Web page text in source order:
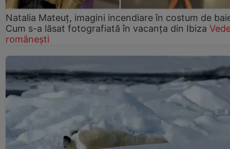
Natalia Mateuț, imagini incendiare în costum de
Cum s-a lăsat fotografiată în vacanța din Ibiza
românești